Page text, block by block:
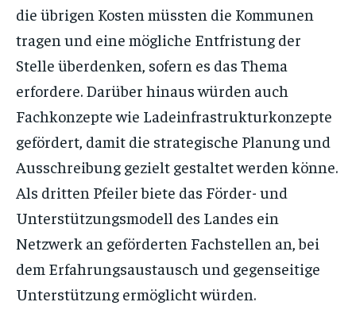
die übrigen Kosten müssten die Kommunen
tragen und eine mögliche Entfristung der
Stelle überdenken, sofern es das Thema
erfordere. Darüber hinaus würden auch
Fachkonzepte wie Ladeinfrastrukturkonzepte
gefördert, damit die strategische Planung und
Ausschreibung gezielt gestaltet werden könne.
Als dritten Pfeiler biete das Förder- und
Unterstützungsmodell des Landes ein
Netzwerk an geförderten Fachstellen an, bei
dem Erfahrungsaustausch und gegenseitige
Unterstützung ermöglicht würden.